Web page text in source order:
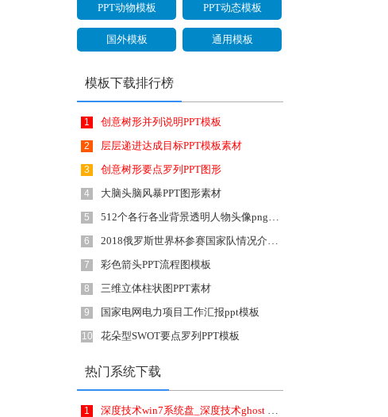
PPT动物模板 PPT动态模板
国外模板 通用模板
模板下载排行榜
1 创意树形并列说明PPT模板
2 层层递进达成目标PPT模板素材
3 创意树形要点罗列PPT图形
4 大脑头脑风暴PPT图形素材
5 512个各行各业背景透明人物头像png图标素材
6 2018俄罗斯世界杯参赛国家队情况介绍ppt模板
7 彩色箭头PPT流程图模板
8 三维立体柱状图PPT素材
9 国家电网电力项目工作汇报ppt模板
10 花朵型SWOT要点罗列PPT模板
热门系统下载
1 深度技术win7系统盘_深度技术ghost win7 64位极速旗舰版v2020年4月(2020.04) ISO镜像高速下载